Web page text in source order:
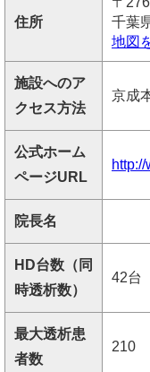
住所
千葉
地図
施設へのア
クセス方法
京成
公式ホーム
ページURL
院長名
HD台数（同
時透析数）
42台
最大透析患
者数
210